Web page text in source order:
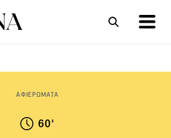
ΑΦΙΕΡΩΜΑΤΑ
60'